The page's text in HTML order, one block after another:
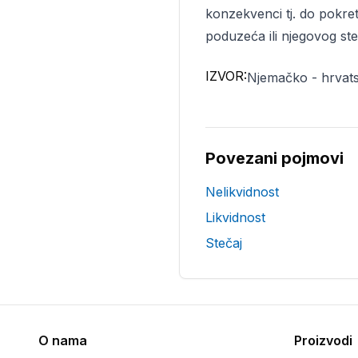
konzekvenci tj. do
poduzeća ili njegovog
IZVOR:Njemačko -
Povezani pojmovi
Nelikvidnost
Likvidnost
Stečaj
O nama Proizvodi